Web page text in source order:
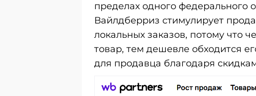
пределах одного федерального
Вайлдберриз стимулирует
локальных заказов, потому что
товар, тем дешевле обходится
для продавца благодаря